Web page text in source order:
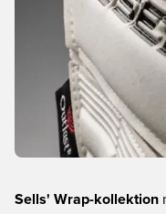
Sells' Wrap-kollektion